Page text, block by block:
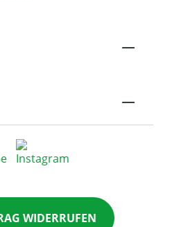
WIDERRUFEN